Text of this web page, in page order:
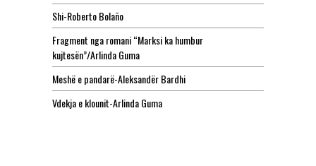
Shi-Roberto Bolaño
Fragment nga romani “Marksi ka humbur
kujtesën”/Arlinda Guma
Meshë e pandarë-Aleksandër Bardhi
Vdekja e klounit-Arlinda Guma